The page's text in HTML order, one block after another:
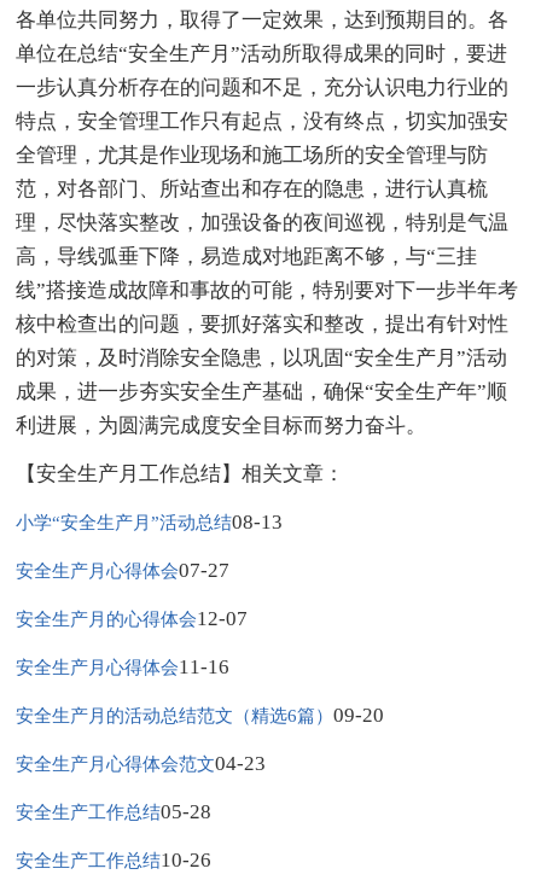
各单位共同努力，取得了一定效果，达到预期目的。各
单位在总结“安全生产月”活动所取得成果的同时，要进
一步认真分析存在的问题和不足，充分认识电力行业的
特点，安全管理工作只有起点，没有终点，切实加强安
全管理，尤其是作业现场和施工场所的安全管理与防
范，对各部门、所站查出和存在的隐患，进行认真梳
理，尽快落实整改，加强设备的夜间巡视，特别是气温
高，导线弧垂下降，易造成对地距离不够，与“三挂
线”搭接造成故障和事故的可能，特别要对下一步半年考
核中检查出的问题，要抓好落实和整改，提出有针对性
的对策，及时消除安全隐患，以巩固“安全生产月”活动
成果，进一步夯实安全生产基础，确保“安全生产年”顺
利进展，为圆满完成度安全目标而努力奋斗。
【安全生产月工作总结】相关文章：
小学“安全生产月”活动总结08-13
安全生产月心得体会07-27
安全生产月的心得体会12-07
安全生产月心得体会11-16
安全生产月的活动总结范文（精选6篇）09-20
安全生产月心得体会范文04-23
安全生产工作总结05-28
安全生产工作总结10-26